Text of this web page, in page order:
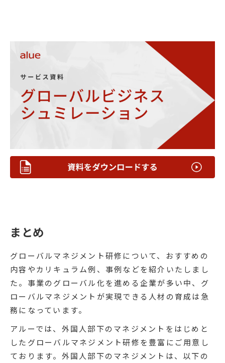
まとめ
グローバルマネジメント研修について、おすすめの
内容やカリキュラム例、事例などを紹介いたしまし
た。事業のグローバル化を進める企業が多い中、グ
ローバルマネジメントが実現できる人材の育成は急
務になっています。
アルーでは、外国人部下のマネジメントをはじめと
したグローバルマネジメント研修を豊富にご用意し
ております。外国人部下のマネジメントは、以下の